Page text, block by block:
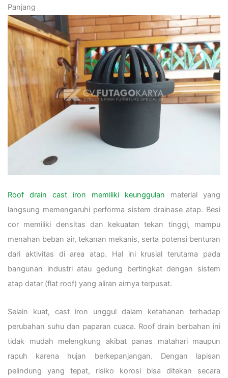
Panjang
Roof drain cast iron memiliki keunggulan material yang
langsung memengaruhi performa sistem drainase atap. Besi
cor memiliki densitas dan kekuatan tekan tinggi, mampu
menahan beban air, tekanan mekanis, serta potensi benturan
dari aktivitas di area atap. Hal ini krusial terutama pada
bangunan industri atau gedung bertingkat dengan sistem
atap datar (flat roof) yang aliran airnya terpusat.
Selain kuat, cast iron unggul dalam ketahanan terhadap
perubahan suhu dan paparan cuaca. Roof drain berbahan ini
tidak mudah melengkung akibat panas matahari maupun
rapuh karena hujan berkepanjangan. Dengan lapisan
pelindung yang tepat, risiko korosi bisa ditekan secara